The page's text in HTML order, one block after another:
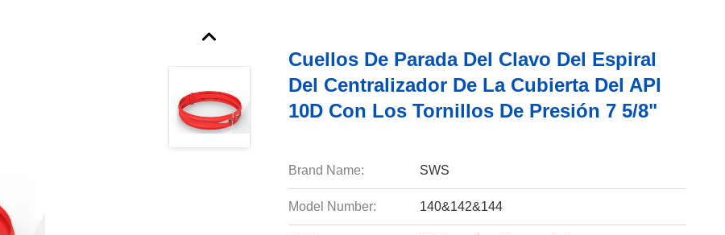
Cuellos De Parada Del Clavo Del Espiral
Del Centralizador De La Cubierta Del API
10D Con Los Tornillos De Presión 7 5/8"
Brand Name: SWS
Model Number: 140&142&144